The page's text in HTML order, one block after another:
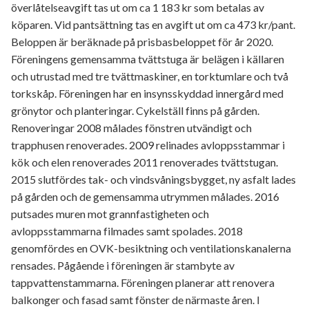
överlåtelseavgift tas ut om ca 1 183 kr som betalas av
köparen. Vid pantsättning tas en avgift ut om ca 473 kr/pant.
Beloppen är beräknade på prisbasbeloppet för år 2020.
Föreningens gemensamma tvättstuga är belägen i källaren
och utrustad med tre tvättmaskiner, en torktumlare och två
tork­skåp. Föreningen har en insynsskyddad innergård med
grönytor och planteringar. Cykelställ finns på gården.
Renoveringar 2008 målades fönstren utvändigt och
trapphusen renoverades. 2009 relinades avloppsstammar i
kök och elen renoverades 2011 renoverades tvättstugan.
2015 slutfördes tak- och vindsvåningsbygget, ny asfalt lades
på gården och de gemensamma utrymmen målades. 2016
putsades muren mot grannfastigheten och
avloppsstammarna filmades samt spolades. 2018
genomfördes en OVK-besiktning och ventilationskanalerna
rensades. Pågående i föreningen är stambyte av
tappvattenstammarna. Föreningen planerar att renovera
balkonger och fasad samt fönster de närmaste åren. I